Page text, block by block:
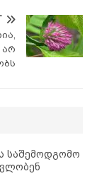
არ
საშემოდგომო